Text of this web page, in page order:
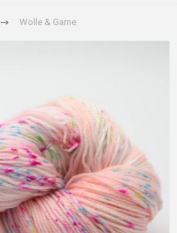
Wolle & Garne